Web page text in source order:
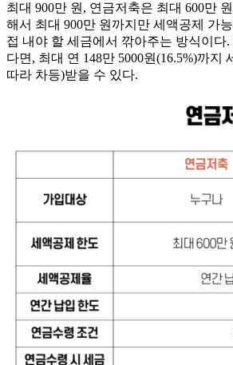
최대 900만 원, 연금저축은 최대 600만
해서 최대 900만 원까지만 세액공제 가
접 내야 할 세금에서 깎아주는 방식이다.
다면, 최대 연 148만 5000원(16.5%)까지
따라 차등)받을 수 있다.